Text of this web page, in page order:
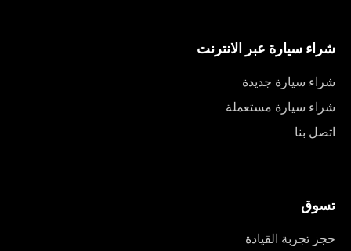
شراء سيارة عبر الانترنت
شراء سيارة جديدة
شراء سيارة مستعملة
اتصل بنا
تسوق
حجز تجربة القيادة